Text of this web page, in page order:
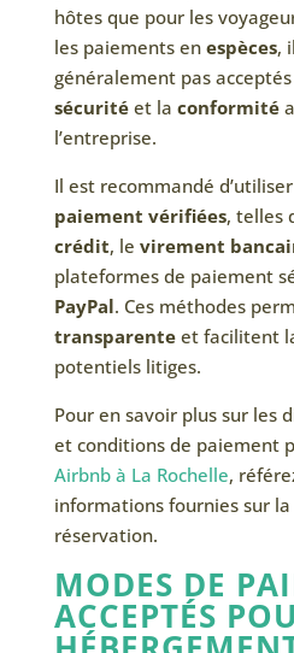
hôtes que pour les
les paiements en espèces,
généralement pas
sécuritéet la conformité
l’entreprise.
Il est recommandé
paiement vérifiées, telles
crédit, le virement
plateformes de paiement
PayPal. Ces méthodes
transparenteet facilitent
potentiels litiges.
Pour en savoir plus sur les
et conditions de paiement
Airbnb à La Rochelle,
informations fournies sur
réservation.
MODES DE
ACCEPTÉS